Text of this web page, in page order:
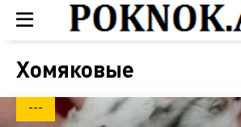
Хомяковые
---